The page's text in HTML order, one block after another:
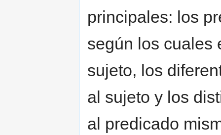
principales: los
según los cuales
sujeto, los
al sujeto y los
al predicado